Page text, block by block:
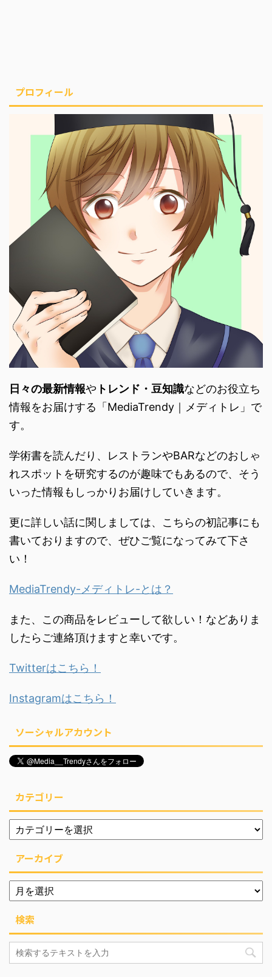
プロフィール
日々の最新情報や トレンド・ 豆知識などのお役立ち
情報をお届けする「 MediaTrendy｜メディトレ」で
す。
学術書を読んだり、 レストランやBARなどのおしゃ
れスポットを研究するのが趣味でもあるので、 そう
いった情報もしっかりお届けしていきます。
更に詳しい話に関しましては、こちらの初記事にも
書いておりますので、ぜひご覧になってみて下さ
い！
MediaTrendy-メディトレ-とは？
また、この商品をレビューして欲しい！などありま
したらご連絡頂けますと幸いです。
Twitterはこちら！
Instagramはこちら！
ソーシャルアカウント
カテゴリー
アーカイブ
検索